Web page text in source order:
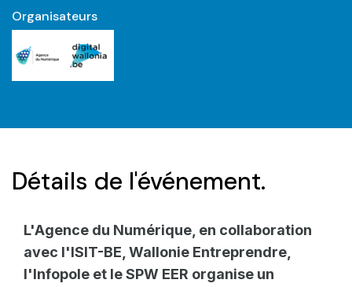
Organisateurs
Détails de l'événement.
L'Agence du Numérique, en collaboration
avec l'ISIT-BE, Wallonie Entreprendre,
l'Infopole et le SPW EER organise un